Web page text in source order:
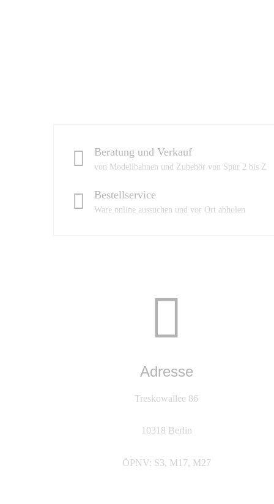
Beratung und Verkauf
von Modellbahnen und Zubehör von Spur 2 bis Z
Bestellservice
Ware online aussuchen und vor Ort abholen
Adresse
Treskowallee 86
10318 Berlin
ÖPNV: S3, M17, M27